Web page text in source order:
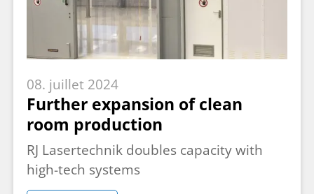
08. juillet 2024
Further expansion of clean
room production
RJ Lasertechnik doubles capacity with
high-tech systems